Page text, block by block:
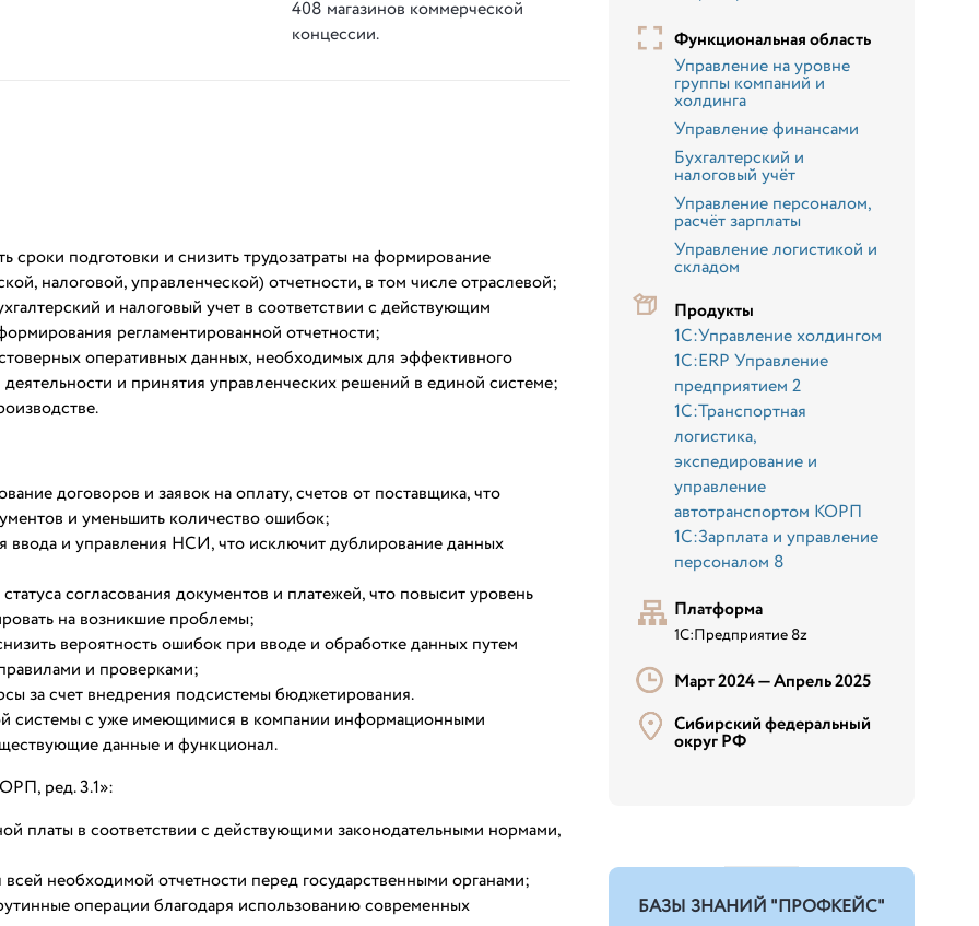
408 магазинов коммерческой
концессии.
сроки подготовки и снизить трудозатраты на формирование
налоговой, управленческой) отчетности, в том числе отраслевой;
и налоговый учет в соответствии с действующим
регламентированной отчетности;
оперативных данных, необходимых для эффективного
и принятия управленческих решений в единой системе;
договоров и заявок на оплату, счетов от поставщика, что
и уменьшить количество ошибок;
ввода и управления НСИ, что исключит дублирование данных
согласования документов и платежей, что повысит уровень
на возникшие проблемы;
вероятность ошибок при вводе и обработке данных путем
и проверками;
за счет внедрения подсистемы бюджетирования.
системы с уже имеющимися в компании информационными
данные и функционал.
ред. 3.1»:
платы в соответствии с действующими законодательными нормами,
необходимой отчетности перед государственными органами;
операции благодаря использованию современных
Функциональная область
Управление на уровне
группы компаний и
холдинга
Управление финансами
Бухгалтерский и
налоговый учёт
Управление персоналом,
расчёт зарплаты
Управление логистикой и
складом
Продукты
1С:Управление холдингом
1С:ERP Управление
предприятием 2
1С:Транспортная
логистика,
экспедирование и
управление
автотранспортом КОРП
1С:Зарплата и управление
персоналом 8
Платформа
1С:Предприятие 8z
Март 2024 —Апрель 2025
Сибирский федеральный
округ РФ
БАЗЫ ЗНАНИЙ "ПРОФКЕЙС"